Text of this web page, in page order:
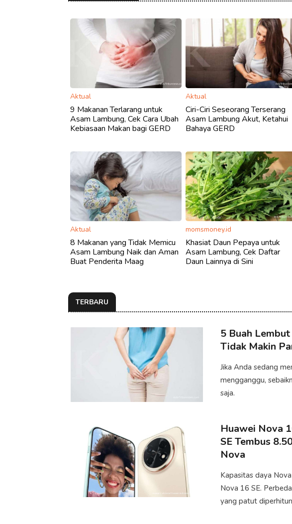
Aktual
9 Makanan Terlarang untuk
Asam Lambung, Cek Cara Ubah
Kebiasaan Makan bagi GERD
Aktual
Ciri-Ciri Seseorang Terserang
Asam Lambung Akut, Ketahui
Bahaya GERD
Aktual
8 Makanan yang Tidak Memicu
Asam Lambung Naik dan Aman
Buat Penderita Maag
momsmoney.id
Khasiat Daun Pepaya untuk
Asam Lambung, Cek Daftar
Daun Lainnya di Sini
TERBARU
5 Buah
Tidak Makin
Jika Anda sedang
mengganggu,
saja.​
Huawei Nova
SE Tembus
Nova
Kapasitas daya
Nova 16 SE.
yang patut